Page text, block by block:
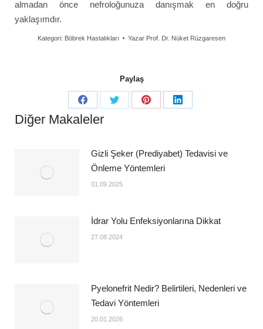
almadan önce nefroloğunuza danışmak en doğru
yaklaşımdır.
Kategori: Böbrek Hastalıkları Yazar Prof. Dr. Nüket Rüzgaresen
Paylaş
Diğer Makaleler
Gizli Şeker (Prediyabet) Tedavisi ve
Önleme Yöntemleri
01.09.2025
İdrar Yolu Enfeksiyonlarına Dikkat
27.08.2024
Pyelonefrit Nedir? Belirtileri, Nedenleri ve
Tedavi Yöntemleri
20.01.2026